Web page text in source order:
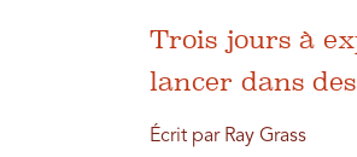
Trois jours à
lancer dans
Écrit par Ray Grass